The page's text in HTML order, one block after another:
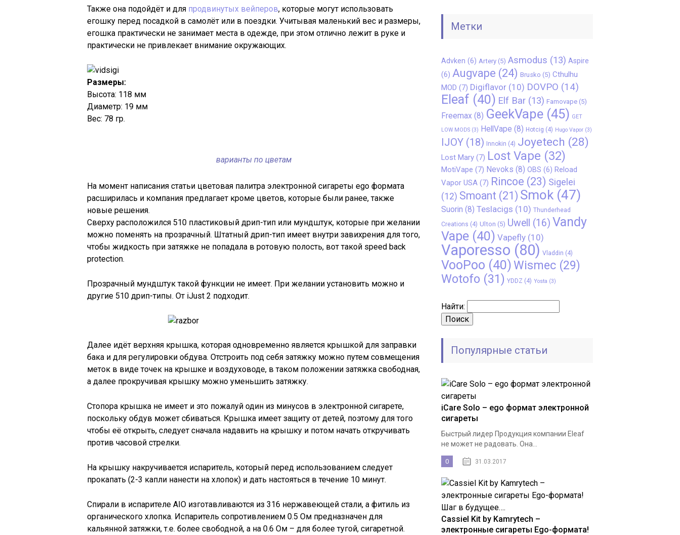
Также она подойдёт и для продвинутых вейперов, которые могут использовать
егошку перед посадкой в самолёт или в поездки. Учитывая маленький вес и размеры,
егошка практически не занимает места в одежде, при этом отлично лежит в руке и
практически не привлекает внимание окружающих.
Размеры:
Высота: 118 мм
Диаметр: 19 мм
Вес: 78 гр.
варианты по цветам
На момент написания статьи цветовая палитра электронной сигареты ego формата
расширилась и компания предлагает кроме цветов, которые были ранее, также
новые решения.
Сверху расположился 510 пластиковый дрип-тип или мундштук, которые при желании
можно поменять на прозрачный. Штатный дрип-тип имеет внутри завихрения для того,
чтобы жидкость при затяжке не попадала в ротовую полость, вот такой speed back
protection.
Прозрачный мундштук такой функции не имеет. При желании установить можно и
другие 510 дрип-типы. От iJust 2 подходит.
Далее идёт верхняя крышка, которая одновременно является крышкой для заправки
бака и для регулировки обдува. Отстроить под себя затяжку можно путем совмещения
меток в виде точек на крышке и воздуховоде, в таком положении затяжка свободная,
а далее прокручивая крышку можно уменьшить затяжку.
Стопора крышка не имеет и это пожалуй один из минусов в электронной сигарете,
поскольку обдув может сбиваться. Крышка имеет защиту от детей, поэтому для того
чтобы её открыть, следует сначала надавить на крышку и потом начать откручивать
против часовой стрелки.
На крышку накручивается испаритель, который перед использованием следует
прокапать (2-3 капли нанести на хлопок) и дать настояться в течение 10 минут.
Спирали в испарителе AIO изготавливаются из 316 нержавеющей стали, а фитиль из
органического хлопка. Испаритель сопротивлением 0.5 Ом предназначен для
кальянной затяжки, т.е. более свободной, а на 0.6 Ом – для более тугой, сигаретной.
Метки
Advken (6) Artery (5) Asmodus (13) Aspire
(6) Augvape (24) Brusko (5) Cthulhu
MOD (7) Digiflavor (10) DOVPO (14)
Eleaf (40) Elf Bar (13) Famovape (5)
Freemax (8) GeekVape (45) GET
LOW MODS (3) HellVape (8) Hotcig (4) Hugo Vapor (3)
IJOY (18) Innokin (4) Joyetech (28)
Lost Mary (7) Lost Vape (32)
MotiVape (7) Nevoks (8) OBS (6) Reload
Vapor USA (7) Rincoe (23) Sigelei
(12) Smoant (21) Smok (47)
Suorin (8) Teslacigs (10) Thunderhead
Creations (4) Ulton (5) Uwell (16) Vandy
Vape (40) Vapefly (10)
Vaporesso (80) Vladdin (4)
VooPoo (40) Wismec (29)
Wotofo (31) YDDZ (4) Yosta (3)
Найти:
Популярные статьи
iCare Solo – ego формат электронной
сигареты
Быстрый лидер Продукция компании Eleaf
не может не радовать. Она...
0 31.03.2017
Cassiel Kit by Kamrytech –
электронные сигареты Ego-формата!